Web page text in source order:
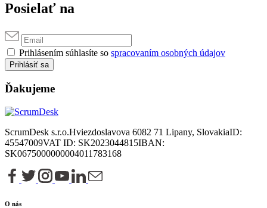
Posielať na
Prihlásením súhlasíte so spracovaním osobných údajov
Prihlásiť sa
Ďakujeme
ScrumDesk s.r.o.Hviezdoslavova 6082 71 Lipany, SlovakiaID:
45547009VAT ID: SK2023044815IBAN:
SK0675000000004011783168
O nás